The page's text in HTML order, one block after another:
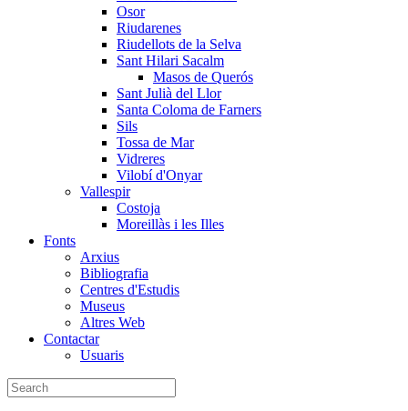
Osor
Riudarenes
Riudellots de la Selva
Sant Hilari Sacalm
Masos de Querós
Sant Julià del Llor
Santa Coloma de Farners
Sils
Tossa de Mar
Vidreres
Vilobí d'Onyar
Vallespir
Costoja
Moreillàs i les Illes
Fonts
Arxius
Bibliografia
Centres d'Estudis
Museus
Altres Web
Contactar
Usuaris